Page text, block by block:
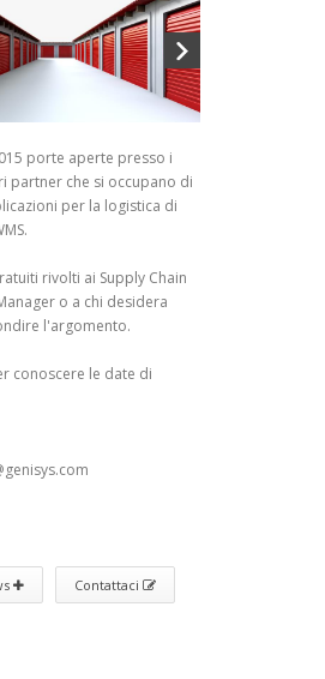
porte aperte presso i
partner che si occupano di
per la logistica di
rivolti ai Supply Chain
o a chi desidera
l'argomento.
conoscere le date di
Contattaci